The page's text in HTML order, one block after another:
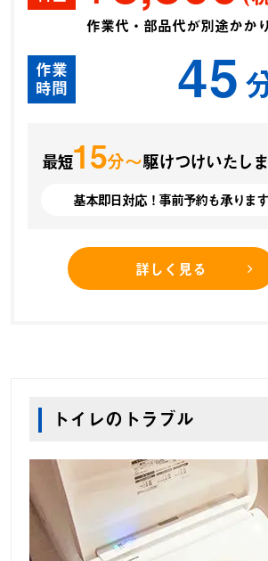
作業代・部品代が別途かか
作業
時間 45
最短15分〜駆けつけいたしま
基本即日対応！事前予約も承ります
詳しく見る
トイレのトラブル